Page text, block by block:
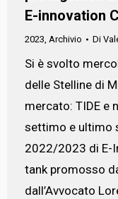
E-innovation
2023, Archivio Di
Si è svolto
delle Stelline di
mercato: TIDE e
settimo e ultimo
2022/2023 di E-
tank promosso
dall’Avvocato